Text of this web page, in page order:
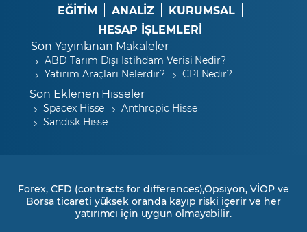
EĞİTİM
ANALİZ
KURUMSAL
HESAP İŞLEMLERİ
Son Yayınlanan Makaleler
ABD Tarım Dışı İstihdam Verisi Nedir?
Yatırım Araçları Nelerdir?
CPI Nedir?
Son Eklenen Hisseler
Spacex Hisse
Anthropic Hisse
Sandisk Hisse
Forex, CFD (contracts for differences),Opsiyon, VİOP ve
Borsa ticareti yüksek oranda kayıp riski içerir ve her
yatırımcı için uygun olmayabilir.